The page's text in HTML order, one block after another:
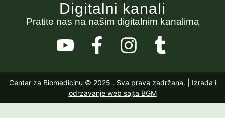
Digitalni kanali
Pratite nas na našim digitalnim kanalima
Centar za Biomedicinu © 2025 . Sva prava zadržana. | Izrada i
odrzavanje web sajta BGM